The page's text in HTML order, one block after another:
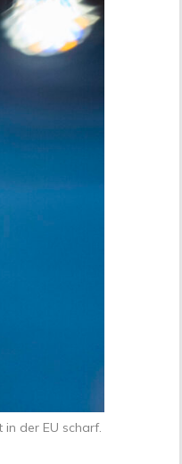
der EU scharf.